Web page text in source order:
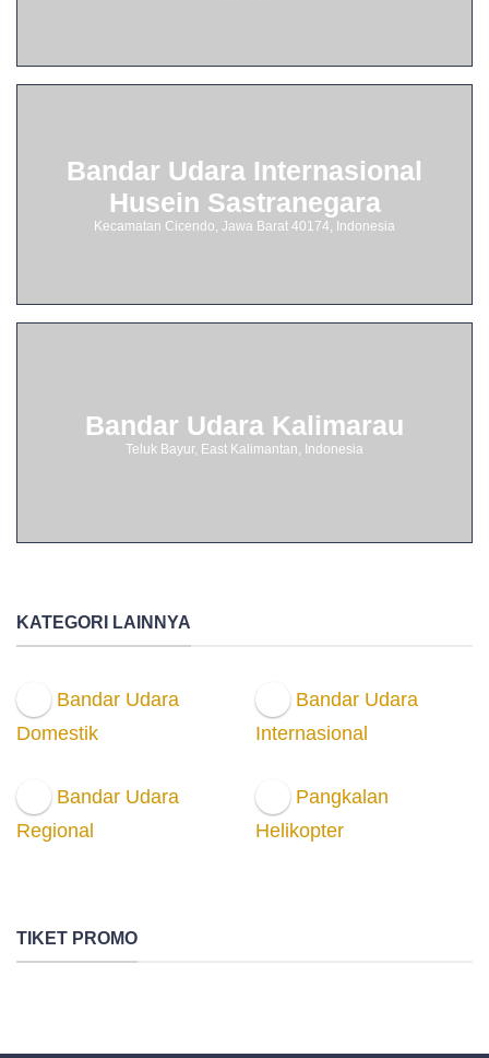
Bandar Udara Internasional
Husein Sastranegara
Kecamatan Cicendo, Jawa Barat 40174, Indonesia
Bandar Udara Kalimarau
Teluk Bayur, East Kalimantan, Indonesia
KATEGORI LAINNYA
Bandar Udara
Domestik
Bandar Udara
Internasional
Bandar Udara
Regional
Pangkalan
Helikopter
TIKET PROMO